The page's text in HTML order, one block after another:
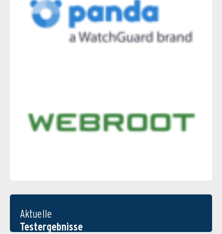
Aktuelle
Testergebnisse